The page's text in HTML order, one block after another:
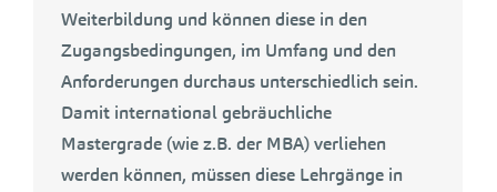
Weiterbildung und können diese in den
Zugangsbedingungen, im Umfang und den
Anforderungen durchaus unterschiedlich sein.
Damit international gebräuchliche
Mastergrade (wie z.B. der MBA) verliehen
werden können, müssen diese Lehrgänge in